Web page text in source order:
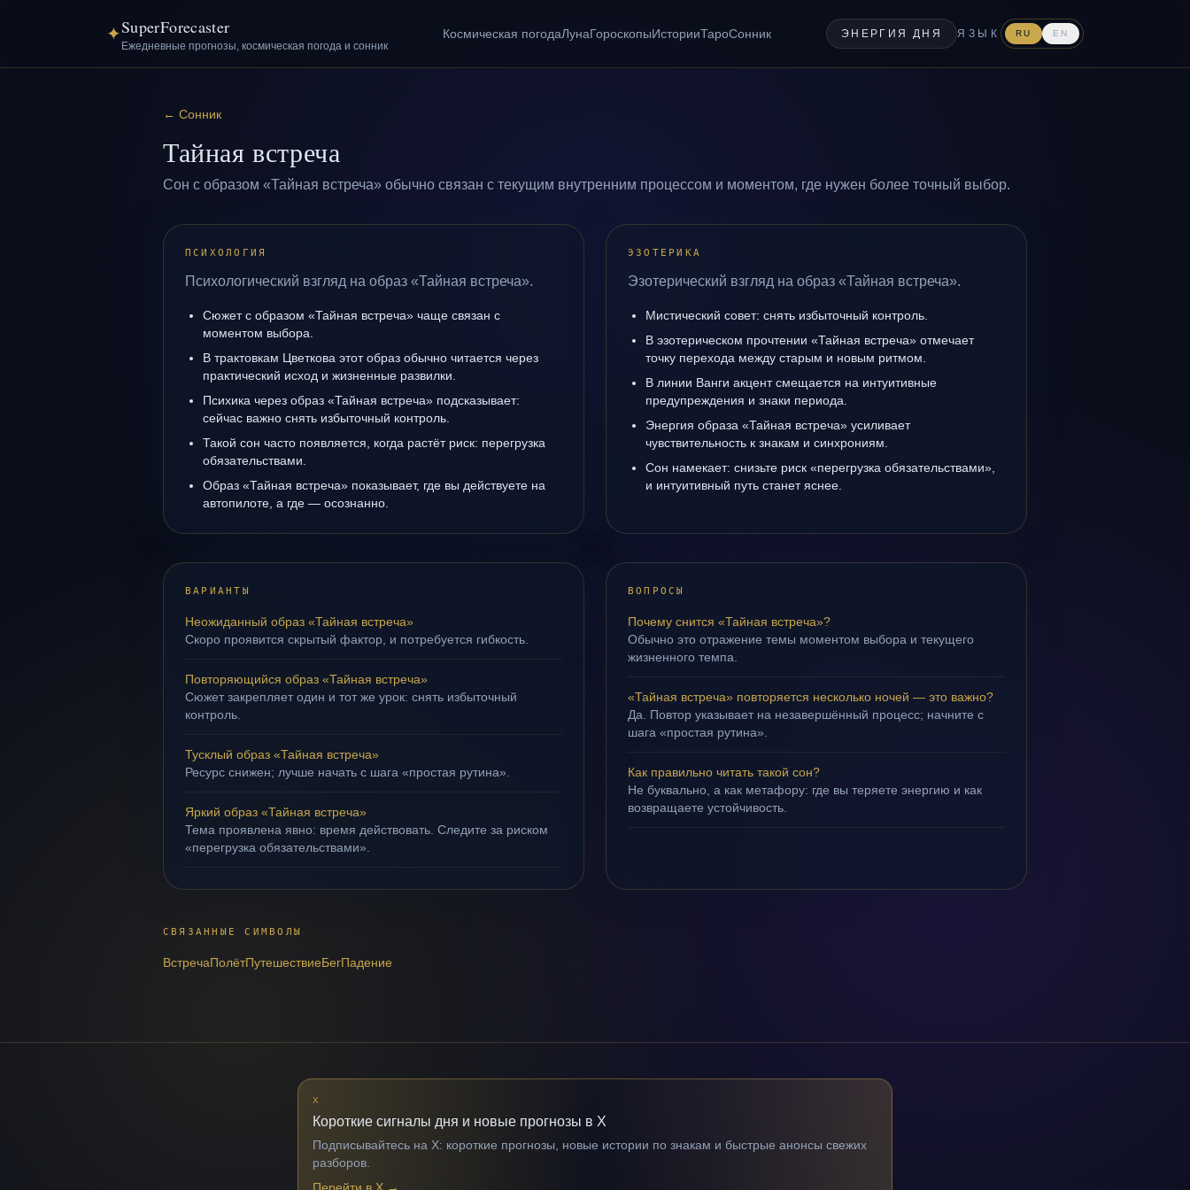
✦SuperForecaster
Ежедневные прогнозы, космическая погода и сонник
Космическая погодаЛунаГороскопыИсторииТароСонник ЭНЕРГИЯ ДНЯ ЯЗЫК RU EN
← Сонник
Тайная встреча
Сон с образом «Тайная встреча» обычно связан с текущим внутренним процессом и моментом, где нужен более точный выбор.
ПСИХОЛОГИЯ
Психологический взгляд на образ «Тайная встреча».
Сюжет с образом «Тайная встреча» чаще связан с
моментом выбора.
В трактовкам Цветкова этот образ обычно читается через
практический исход и жизненные развилки.
Психика через образ «Тайная встреча» подсказывает:
сейчас важно снять избыточный контроль.
Такой сон часто появляется, когда растёт риск: перегрузка
обязательствами.
Образ «Тайная встреча» показывает, где вы действуете на
автопилоте, а где — осознанно.
ЭЗОТЕРИКА
Эзотерический взгляд на образ «Тайная встреча».
Мистический совет: снять избыточный контроль.
В эзотерическом прочтении «Тайная встреча» отмечает
точку перехода между старым и новым ритмом.
В линии Ванги акцент смещается на интуитивные
предупреждения и знаки периода.
Энергия образа «Тайная встреча» усиливает
чувствительность к знакам и синхрониям.
Сон намекает: снизьте риск «перегрузка обязательствами»,
и интуитивный путь станет яснее.
ВАРИАНТЫ
Неожиданный образ «Тайная встреча»
Скоро проявится скрытый фактор, и потребуется гибкость.
Повторяющийся образ «Тайная встреча»
Сюжет закрепляет один и тот же урок: снять избыточный
контроль.
Тусклый образ «Тайная встреча»
Ресурс снижен; лучше начать с шага «простая рутина».
Яркий образ «Тайная встреча»
Тема проявлена явно: время действовать. Следите за риском
«перегрузка обязательствами».
ВОПРОСЫ
Почему снится «Тайная встреча»?
Обычно это отражение темы моментом выбора и текущего
жизненного темпа.
«Тайная встреча» повторяется несколько ночей — это важно?
Да. Повтор указывает на незавершённый процесс; начните с
шага «простая рутина».
Как правильно читать такой сон?
Не буквально, а как метафору: где вы теряете энергию и как
возвращаете устойчивость.
СВЯЗАННЫЕ СИМВОЛЫ
ВстречаПолётПутешествиеБегПадение
X
Короткие сигналы дня и новые прогнозы в X
Подписывайтесь на X: короткие прогнозы, новые истории по знакам и быстрые анонсы свежих
разборов.